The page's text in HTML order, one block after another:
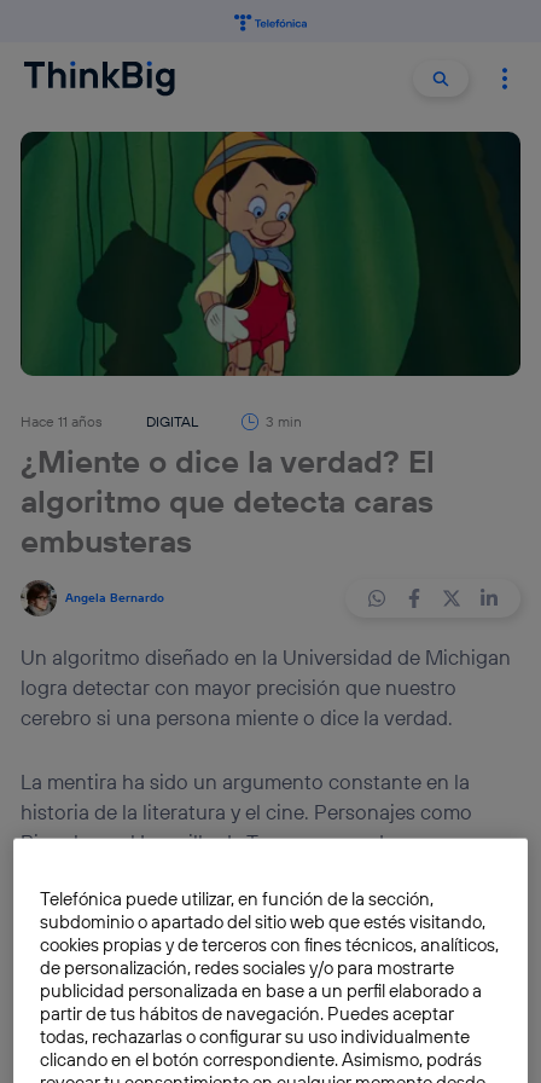
Buscar
Hace 11 años DIGITAL 3 min
¿Miente o dice la verdad? El
algoritmo que detecta caras
embusteras
Angela Bernardo
Un algoritmo diseñado en la Universidad de Michigan
logra detectar con mayor precisión que nuestro
cerebro si una persona miente o dice la verdad.
La mentira ha sido un argumento constante en la
historia de la literatura y el cine. Personajes como
Pinocho o el Lazarillo de Tormes aprenden a ser
le crecía la nariz, mientras que al segundo le pegaba el
ciego cuando se daba cuenta de que le robaba las
uvas o el vino. En la vida real, por desgracia, también
nos encontramos con personas que engañan. ¿Pero
sabes diferenciar si alguien miente o dice la verdad?
Un nuevo algoritmo, diseñado por la Universidad de
Telefónica puede utilizar, en función de la sección,
subdominio o apartado del sitio web que estés visitando,
cookies propias y de terceros con fines técnicos, analíticos,
de personalización, redes sociales y/o para mostrarte
publicidad personalizada en base a un perfil elaborado a
partir de tus hábitos de navegación. Puedes aceptar
todas, rechazarlas o configurar su uso individualmente
clicando en el botón correspondiente. Asimismo, podrás